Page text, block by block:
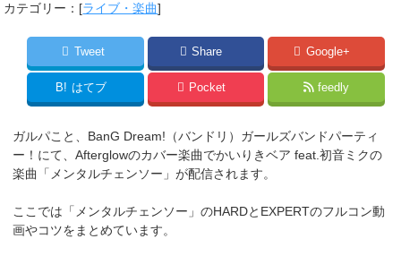
カテゴリー：[ライブ・楽曲]
Tweet Share Google+
B! はてブ Pocket feedly
ガルパこと、BanG Dream!（バンドリ）ガールズバンドパーティ
ー！にて、Afterglowのカバー楽曲でかいりきベア feat.初音ミクの
楽曲「メンタルチェンソー」が配信されます。
ここでは「メンタルチェンソー」のHARDとEXPERTのフルコン動
画やコツをまとめています。